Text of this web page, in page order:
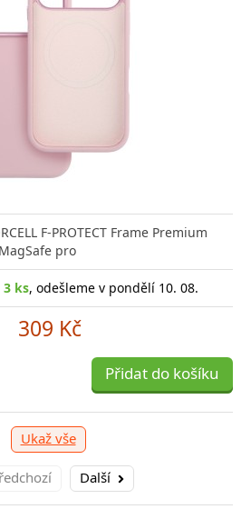
F-PROTECT Frame Premium
pro
3 ks, odešleme v pondělí 10. 08.
309 Kč
Přidat do košíku
Ukaž vše
Další
a bezpečné nabíjení
v pondělí 10. 08.
Přidat do košíku
E-
-
Series Metal. Kabel
v pondělí 10. 08.
Přidat do košíku
Datový
-